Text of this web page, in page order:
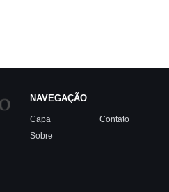
NAVEGAÇÃO
Capa
Sobre
Contato